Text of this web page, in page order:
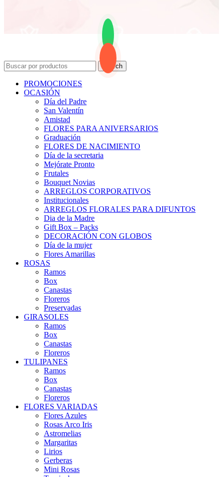
Search
PROMOCIONES
OCASIÓN
Día del Padre
San Valentín
Amistad
FLORES PARA ANIVERSARIOS
Graduación
FLORES DE NACIMIENTO
Día de la secretaria
Mejórate Pronto
Frutales
Bouquet Novias
ARREGLOS CORPORATIVOS
Institucionales
ARREGLOS FLORALES PARA DIFUNTOS
Dia de la Madre
Gift Box – Packs
DECORACIÓN CON GLOBOS
Día de la mujer
Flores Amarillas
ROSAS
Ramos
Box
Canastas
Floreros
Preservadas
GIRASOLES
Ramos
Box
Canastas
Floreros
TULIPANES
Ramos
Box
Canastas
Floreros
FLORES VARIADAS
Flores Azules
Rosas Arco Iris
Astromelias
Margaritas
Lirios
Gerberas
Mini Rosas